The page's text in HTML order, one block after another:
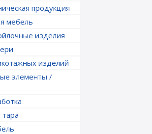
продукция
мебель
изделия
изделий
элементы /